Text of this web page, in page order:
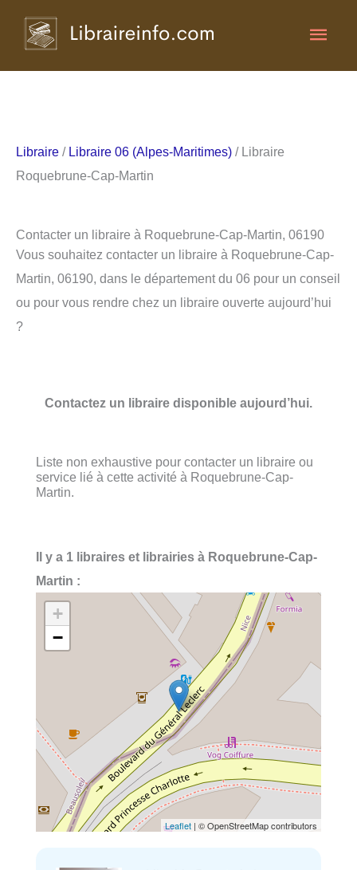
Libraire / Libraire 06 (Alpes-Maritimes) / Libraire
Roquebrune-Cap-Martin
Contacter un libraire à Roquebrune-Cap-Martin, 06190
Vous souhaitez contacter un libraire à Roquebrune-Cap-
Martin, 06190, dans le département du 06 pour un conseil
ou pour vous rendre chez un libraire ouverte aujourd’hui
?
Contactez un libraire disponible aujourd’hui.
Liste non exhaustive pour contacter un libraire ou
service lié à cette activité à Roquebrune-Cap-
Martin.
Il y a 1 libraires et librairies à Roquebrune-Cap-
Martin :
+
−
Leaflet | © OpenStreetMap contributors